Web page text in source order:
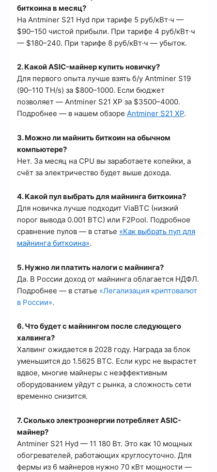
биткоина в месяц?
На Antminer S21 Hyd при тарифе 5 руб/кВт·ч —
$90–150 чистой прибыли. При тарифе 4 руб/кВт·ч
— $180–240. При тарифе 8 руб/кВт·ч — убыток.
2. Какой ASIC-майнер купить новичку?
Для первого опыта лучше взять б/у Antminer S19
(90–110 TH/s) за $800–1000. Если бюджет
позволяет — Antminer S21 XP за $3500–4000.
Подробнее — в нашем обзоре Antminer S21 XP.
3. Можно ли майнить биткоин на обычном
компьютере?
Нет. За месяц на CPU вы заработаете копейки, а
счёт за электричество будет выше дохода.
4. Какой пул выбрать для майнинга биткоина?
Для новичка лучше подходит ViaBTC (низкий
порог вывода 0.001 BTC) или F2Pool. Подробное
сравнение пулов — в статье «Как выбрать пул для
майнинга биткоина».
5. Нужно ли платить налоги с майнинга?
Да. В России доход от майнинга облагается НДФЛ.
Подробнее — в статье «Легализация криптовалют
в России».
6. Что будет с майнингом после следующего
халвинга?
Халвинг ожидается в 2028 году. Награда за блок
уменьшится до 1.5625 BTC. Если курс не вырастет
вдвое, многие майнеры с неэффективным
оборудованием уйдут с рынка, а сложность сети
временно снизится.
7. Сколько электроэнергии потребляет ASIC-
майнер?
Antminer S21 Hyd — 11 180 Вт. Это как 10 мощных
обогревателей, работающих круглосуточно. Для
фермы из 6 майнеров нужно 70 кВт мощности —